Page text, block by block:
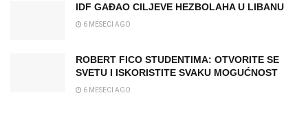
IDF GAĐAO CILJEVE HEZBOLAHA U LIBANU
6 MESECI AGO
ROBERT FICO STUDENTIMA: OTVORITE SE
SVETU I ISKORISTITE SVAKU MOGUĆNOST
6 MESECI AGO